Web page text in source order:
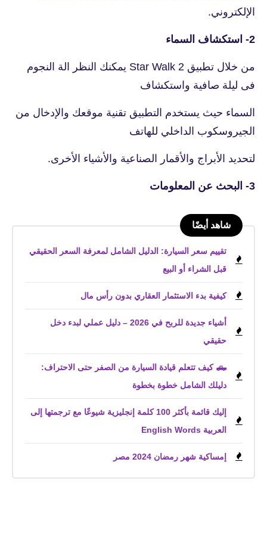
الإلكتروني.
2- استكشاف السماء
من خلال تطبيق Star Walk 2 يمكنك النظر الة النجوم
فى ليلة صافية واستكشاف
السماء حيث يستخدم التطبيق تقنية موقعك والإدخال من
الجيروسكوب الداخلي للهاتف
لتحديد الأبراج والأقمار الصناعية والأشياء الأخرى.
3- البحث عن المعلومات
شاهد أيضًا
تقييم سعر السيارة: الدليل الشامل لمعرفة السعر الحقيقي
قبل الشراء أو البيع
كيفية بدء الاستثمار العقاري بدون رأس مال
أشياء جديدة للربح في 2026 – دليل عملي لبدء دخل
حقيقي
🛻 كيف تتعلم قيادة السيارة من الصفر حتى الاحتراف:
دليلك الشامل خطوة بخطوة
إليك قائمة بأكثر 100 كلمة إنجليزية شيوعًا مع ترجمتها إلى
العربية English Words
إمساكية شهر رمضان 2024 مصر